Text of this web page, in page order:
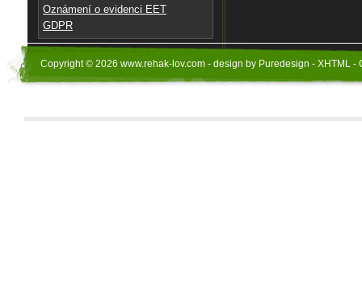
Oznámení o evidenci EET
GDPR
Copyright © 2026 www.rehak-lov.com - design by Puredesign - XHTML -